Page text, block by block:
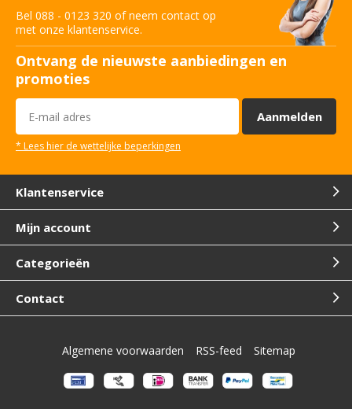
Bel 088 - 0123 320 of neem contact op
met onze klantenservice.
Ontvang de nieuwste aanbiedingen en
promoties
Aanmelden
* Lees hier de wettelijke beperkingen
Klantenservice
Mijn account
Categorieën
Contact
Algemene voorwaarden RSS-feed Sitemap